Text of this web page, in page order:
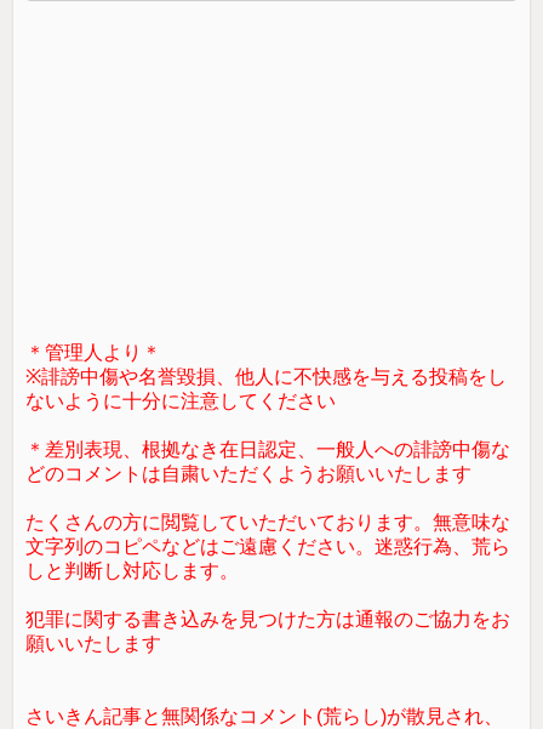
＊管理人より＊
※誹謗中傷や名誉毀損、他人に不快感を与える投稿をし
ないように十分に注意してください
＊差別表現、根拠なき在日認定、一般人への誹謗中傷な
どのコメントは自粛いただくようお願いいたします
たくさんの方に閲覧していただいております。無意味な
文字列のコピペなどはご遠慮ください。迷惑行為、荒ら
しと判断し対応します。
犯罪に関する書き込みを見つけた方は通報のご協力をお
願いいたします
さいきん記事と無関係なコメント(荒らし)が散見され、